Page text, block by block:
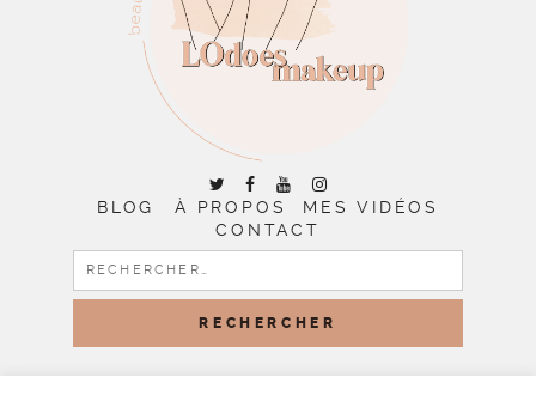
BLOG À PROPOS
MES VIDÉOS
CONTACT
RECHERCHER :